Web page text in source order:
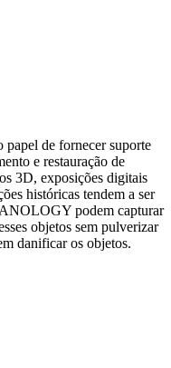
papel de fornecer suporte
e restauração de
3D, exposições digitais
históricas tendem a ser
podem capturar
objetos sem pulverizar
danificar os objetos.